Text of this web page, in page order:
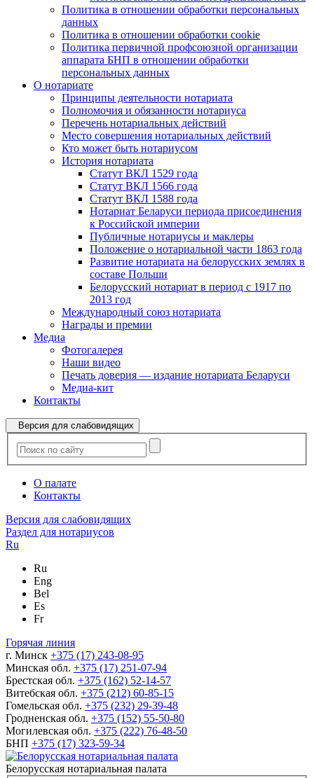
Политика в отношении обработки персональных
данных
Политика в отношении обработки cookie
Политика первичной профсоюзной организации
аппарата БНП в отношении обработки
персональных данных
О нотариате
Принципы деятельности нотариата
Полномочия и обязанности нотариуса
Перечень нотариальных действий
Место совершения нотариальных действий
Кто может быть нотариусом
История нотариата
Статут ВКЛ 1529 года
Статут ВКЛ 1566 года
Статут ВКЛ 1588 года
Нотариат Беларуси периода присоединения
к Российской империи
Публичные нотариусы и маклеры
Положение о нотариальной части 1863 года
Развитие нотариата на белорусских землях в
составе Польши
Белорусский нотариат в период с 1917 по
2013 год
Международный союз нотариата
Награды и премии
Медиа
Фотогалерея
Наши видео
Печать доверия — издание нотариата Беларуси
Медиа-кит
Контакты
Версия для слабовидящих
О палате
Контакты
Версия для слабовидящих
Раздел для нотариусов
Ru
Ru
Eng
Bel
Es
Fr
Горячая линия
г. Минск +375 (17) 243-08-95
Минская обл. +375 (17) 251-07-94
Брестская обл. +375 (162) 52-14-57
Витебская обл. +375 (212) 60-85-15
Гомельская обл. +375 (232) 29-39-48
Гродненская обл. +375 (152) 55-50-80
Могилевская обл. +375 (222) 76-48-50
БНП +375 (17) 323-59-34
Белорусская нотариальная палата